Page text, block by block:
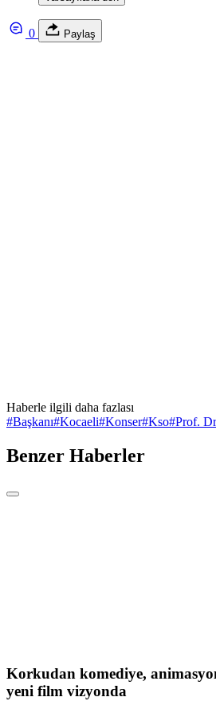
0 Paylaş
Haberle ilgili daha fazlası
#Başkanı#Kocaeli#Konser#Kso#Prof.
Benzer Haberler
Korkudan komediye,
yeni film vizyonda